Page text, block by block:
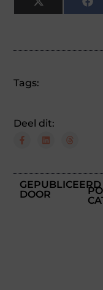
X
(Twitter)
Tags:
Deel dit:
GEPUBLICEERD
DOOR